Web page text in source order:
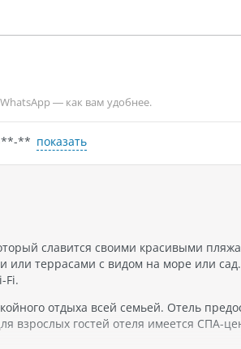
— как вам удобнее.
**-** показать
славится своими красивыми
или террасами с видом на море или
Fi.
отдыха всей семьей. Отель
взрослых гостей отеля имеется СПА-